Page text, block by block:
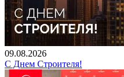
09.08.2026
С Днем Строителя!